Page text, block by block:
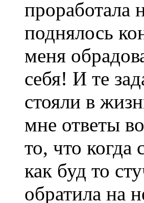
проработала
поднялось
меня
себя! И те
стояли в
мне ответы
то, что
как буд то
обратила на